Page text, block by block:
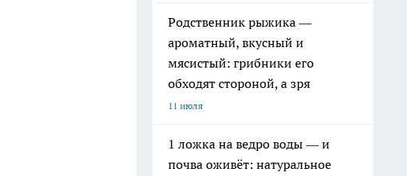
Родственник рыжика —
ароматный, вкусный и
мясистый: грибники его
обходят стороной, а зря
11 июля
1 ложка на ведро воды — и
почва оживёт: натуральное